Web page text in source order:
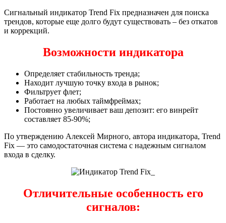
Сигнальный индикатор Trend Fix предназначен для поиска
трендов, которые еще долго будут существовать – без откатов
и коррекций.
Возможности индикатора
Определяет стабильность тренда;
Находит лучшую точку входа в рынок;
Фильтрует флет;
Работает на любых таймфреймах;
Постоянно увеличивает ваш депозит: его винрейт
составляет 85-90%;
По утверждению Алексей Мирного, автора индикатора, Trend
Fix — это самодостаточная система с надежным сигналом
входа в сделку.
Отличительные особенность его
сигналов: